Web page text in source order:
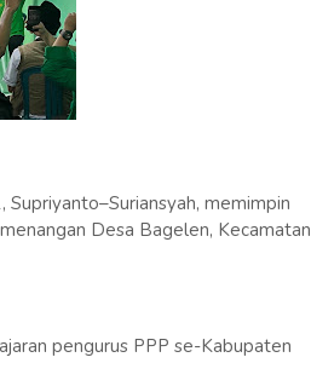
memimpin
Desa Bagelen, Kecamatan
pengurus PPP se-Kabupaten